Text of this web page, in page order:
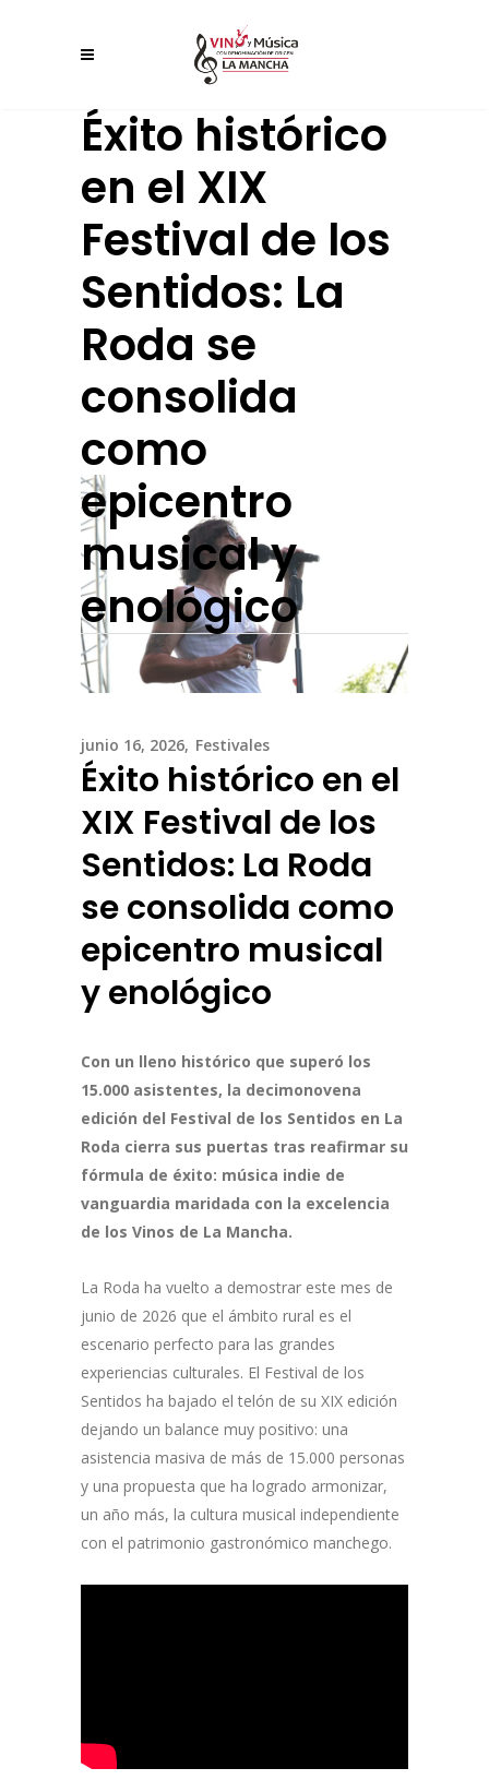
Éxito histórico
en el XIX
Festival de los
Sentidos: La
Roda se
consolida
como
epicentro
musical y
enológico
junio 16, 2026 Festivales
Éxito histórico en el
XIX Festival de los
Sentidos: La Roda
se consolida como
epicentro musical
y enológico
Con un lleno histórico que superó los
15.000 asistentes, la decimonovena
edición del Festival de los Sentidos en La
Roda cierra sus puertas tras reafirmar su
fórmula de éxito: música indie de
vanguardia maridada con la excelencia
de los Vinos de La Mancha.
La Roda ha vuelto a demostrar este mes de
junio de 2026 que el ámbito rural es el
escenario perfecto para las grandes
experiencias culturales. El Festival de los
Sentidos ha bajado el telón de su XIX edición
dejando un balance muy positivo: una
asistencia masiva de más de 15.000 personas
y una propuesta que ha logrado armonizar,
un año más, la cultura musical independiente
con el patrimonio gastronómico manchego.